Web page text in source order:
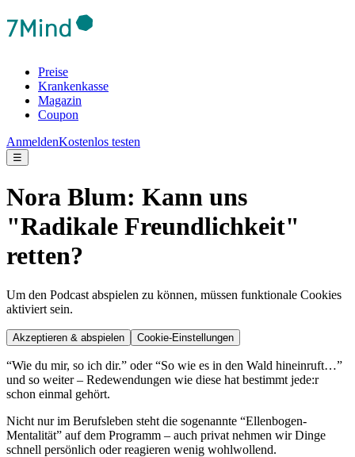
Preise
Krankenkasse
Magazin
Coupon
AnmeldenKostenlos testen
☰
Nora Blum: Kann uns
"Radikale Freundlichkeit"
retten?
Um den Podcast abspielen zu können, müssen funktionale Cookies
aktiviert sein.
Akzeptieren & abspielen Cookie-Einstellungen
“Wie du mir, so ich dir.” oder “So wie es in den Wald hineinruft…”
und so weiter – Redewendungen wie diese hat bestimmt jede:r
schon einmal gehört.
Nicht nur im Berufsleben steht die sogenannte “Ellenbogen-
Mentalität” auf dem Programm – auch privat nehmen wir Dinge
schnell persönlich oder reagieren wenig wohlwollend.